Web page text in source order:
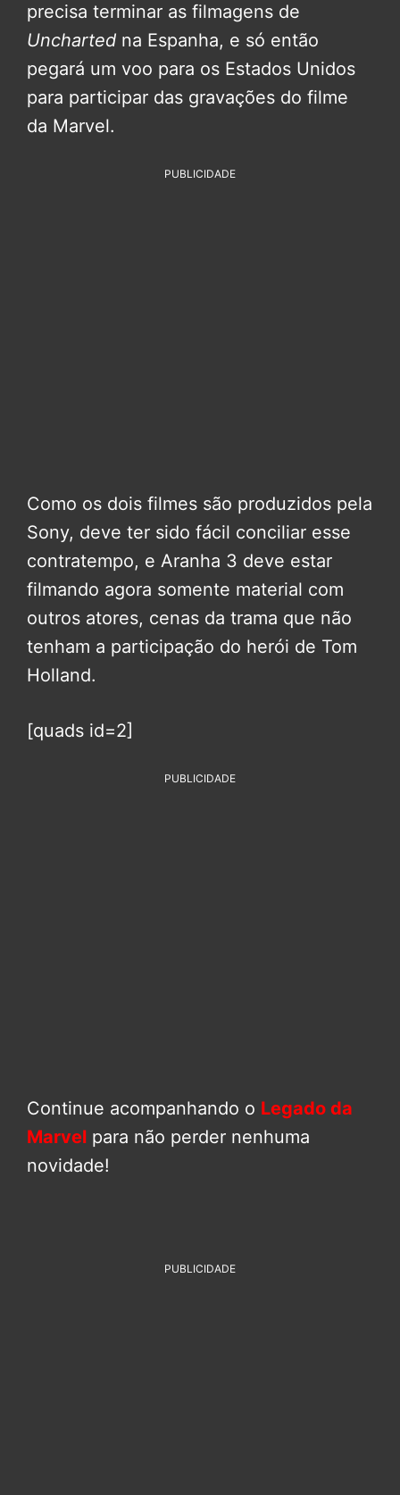
precisa terminar as filmagens de
Uncharted na Espanha, e só então
pegará um voo para os Estados Unidos
para participar das gravações do filme
da Marvel.
PUBLICIDADE
Como os dois filmes são produzidos pela
Sony, deve ter sido fácil conciliar esse
contratempo, e Aranha 3 deve estar
filmando agora somente material com
outros atores, cenas da trama que não
tenham a participação do herói de Tom
Holland.
[quads id=2]
PUBLICIDADE
Continue acompanhando o Legado da
Marvel para não perder nenhuma
novidade!
PUBLICIDADE